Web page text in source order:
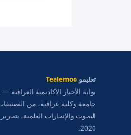
تعليمو Tealemoo
جامعة وكلية عراقية، من
البحوث والإنجازات العلمية،
2020.